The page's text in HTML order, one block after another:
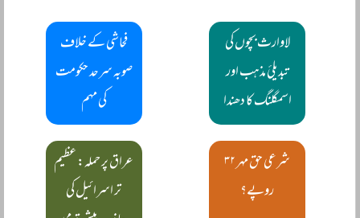
لاوارث بچوں کی
تبدیلئ مذہب اور
اسمگلنگ کا دھندا
فحاشی کے خلاف
صوبہ سرحد حکومت
کی مہم
شرعی حق مہر ۳۲
روپے؟
عراق پر حملہ: عظیم
تر اسرائیل کی